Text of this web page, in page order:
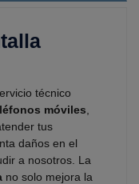
técnico
móviles
tus
daños en el
a nosotros. La
no solo mejora la